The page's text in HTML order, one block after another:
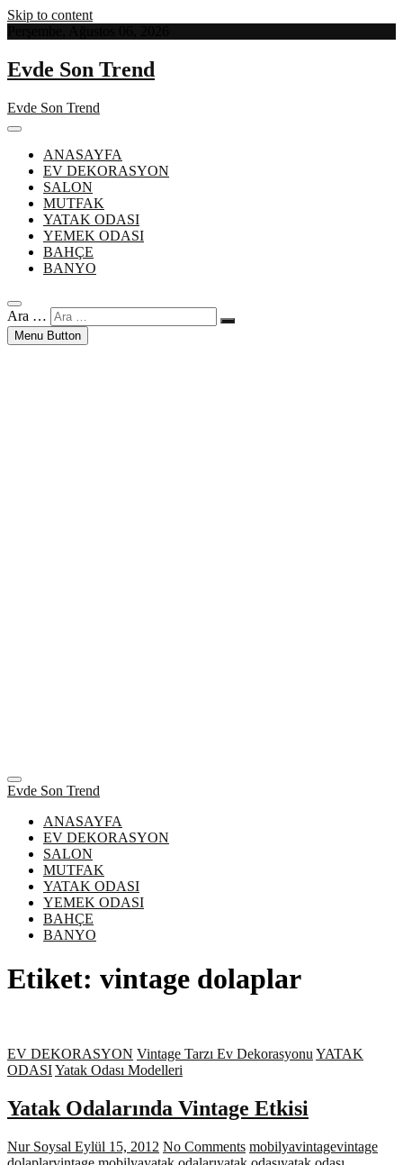
Skip to content
Evde Son Trend
Evde Son Trend
ANASAYFA
EV DEKORASYON
SALON
MUTFAK
YATAK ODASI
YEMEK ODASI
BAHÇE
BANYO
Ara …
Menu Button
Evde Son Trend
ANASAYFA
EV DEKORASYON
SALON
MUTFAK
YATAK ODASI
YEMEK ODASI
BAHÇE
BANYO
Etiket: vintage dolaplar
EV DEKORASYON Vintage Tarzı Ev Dekorasyonu YATAK
ODASIYatak Odası Modelleri
Yatak Odalarında Vintage Etkisi
Nur Soysal Eylül 15, 2012 No Comments mobilyavintagevintage